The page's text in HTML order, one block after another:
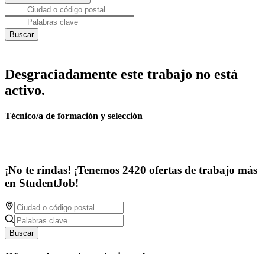
Desgraciadamente este trabajo no está
activo.
Técnico/a de formación y selección
¡No te rindas! ¡Tenemos 2420 ofertas de trabajo más
en StudentJob!
Buscar